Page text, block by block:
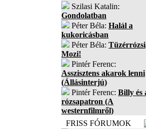
Szilasi Katalin:
Gondolatban
Péter Béla: Halál a
kukoricásban
Péter Béla:
Mozi!
Pintér Ferenc:
Asszisztens akarok lenni
(Állásinterjú)
Pintér Ferenc: Billy és
rózsapatron (A
westernfilmről)
FRISS FÓRUMOK